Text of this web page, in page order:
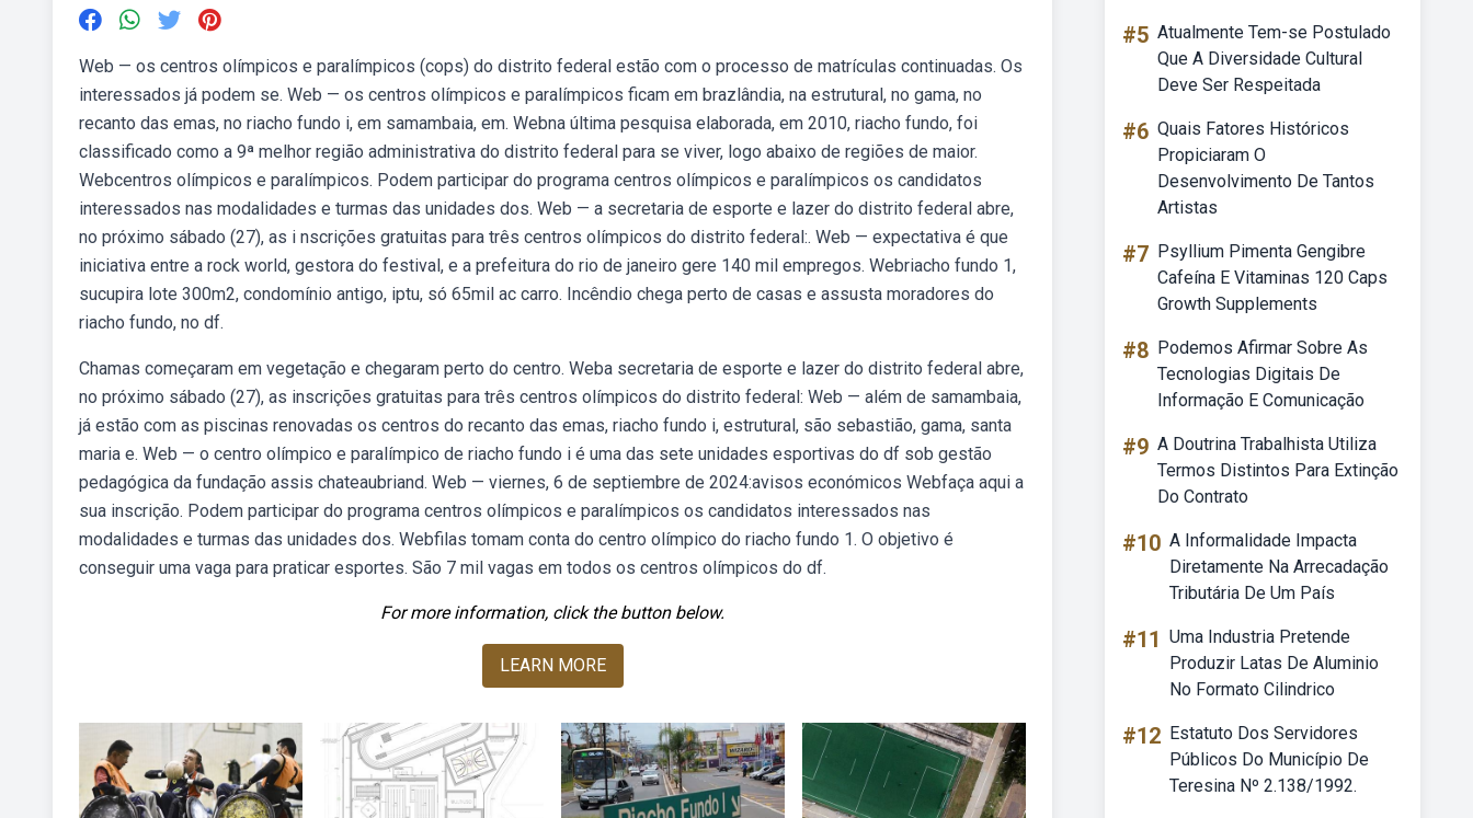
Web — os centros olímpicos e paralímpicos (cops) do distrito federal estão com o processo de matrículas continuadas. Os
interessados já podem se. Web — os centros olímpicos e paralímpicos ficam em brazlândia, na estrutural, no gama, no
recanto das emas, no riacho fundo i, em samambaia, em. Webna última pesquisa elaborada, em 2010, riacho fundo, foi
classificado como a 9ª melhor região administrativa do distrito federal para se viver, logo abaixo de regiões de maior.
Webcentros olímpicos e paralímpicos. Podem participar do programa centros olímpicos e paralímpicos os candidatos
interessados nas modalidades e turmas das unidades dos. Web — a secretaria de esporte e lazer do distrito federal abre,
no próximo sábado (27), as i nscrições gratuitas para três centros olímpicos do distrito federal:. Web — expectativa é que
iniciativa entre a rock world, gestora do festival, e a prefeitura do rio de janeiro gere 140 mil empregos. Webriacho fundo 1,
sucupira lote 300m2, condomínio antigo, iptu, só 65mil ac carro. Incêndio chega perto de casas e assusta moradores do
riacho fundo, no df.
Chamas começaram em vegetação e chegaram perto do centro. Weba secretaria de esporte e lazer do distrito federal abre,
no próximo sábado (27), as inscrições gratuitas para três centros olímpicos do distrito federal: Web — além de samambaia,
já estão com as piscinas renovadas os centros do recanto das emas, riacho fundo i, estrutural, são sebastião, gama, santa
maria e. Web — o centro olímpico e paralímpico de riacho fundo i é uma das sete unidades esportivas do df sob gestão
pedagógica da fundação assis chateaubriand. Web — viernes, 6 de septiembre de 2024:avisos económicos Webfaça aqui a
sua inscrição. Podem participar do programa centros olímpicos e paralímpicos os candidatos interessados nas
modalidades e turmas das unidades dos. Webfilas tomam conta do centro olímpico do riacho fundo 1. O objetivo é
conseguir uma vaga para praticar esportes. São 7 mil vagas em todos os centros olímpicos do df.
For more information, click the button below.
LEARN MORE
#5 Atualmente Tem-se Postulado
Que A Diversidade Cultural
Deve Ser Respeitada
#6 Quais Fatores Históricos
Propiciaram O
Desenvolvimento De Tantos
Artistas
#7 Psyllium Pimenta Gengibre
Cafeína E Vitaminas 120 Caps
Growth Supplements
#8 Podemos Afirmar Sobre As
Tecnologias Digitais De
Informação E Comunicação
#9 A Doutrina Trabalhista Utiliza
Termos Distintos Para Extinção
Do Contrato
#10 A Informalidade Impacta
Diretamente Na Arrecadação
Tributária De Um País
#11 Uma Industria Pretende
Produzir Latas De Aluminio
No Formato Cilindrico
#12 Estatuto Dos Servidores
Públicos Do Município De
Teresina Nº 2.138/1992.